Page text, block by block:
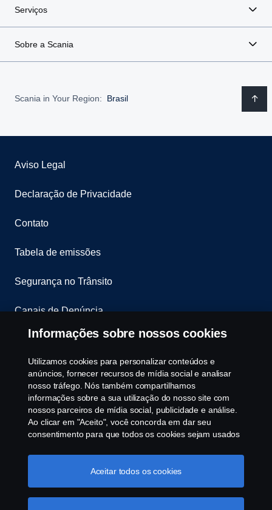
Serviços
Sobre a Scania
Scania in Your Region: Brasil
Aviso Legal
Declaração de Privacidade
Contato
Tabela de emissões
Segurança no Trânsito
Canais de Denúncia
Programa de Rotulagem Veicular
Política de Cookies
Configurações de cookies
© Copyright Scania 2025 All rights reserved. Scania
Informações sobre nossos cookies
Utilizamos cookies para personalizar conteúdos e
anúncios, fornecer recursos de mídia social e analisar
nosso tráfego. Nós também compartilhamos
informações sobre a sua utilização do nosso site com
nossos parceiros de mídia social, publicidade e análise.
Ao clicar em "Aceito", você concorda em dar seu
consentimento para que todos os cookies sejam usados
gerenciar a utilização dos cookies clicando em
"Configurações de cookies" e selecionando as
Aceitar todos os cookies